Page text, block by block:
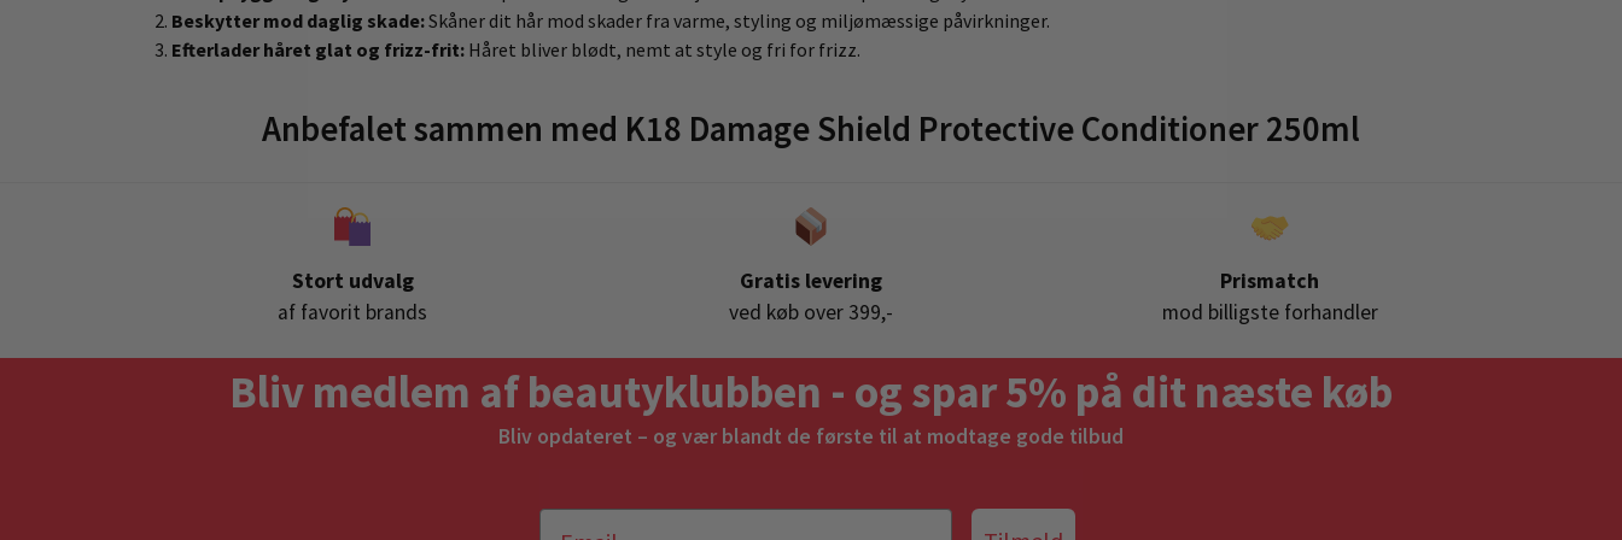
Beskytter mod daglig skade:Skåner dit hår mod skader fra varme, styling og miljømæssige påvirkninger.
Efterlader håret glat og frizz-frit: Håret bliver blødt, nemt at style og fri for frizz.
Anbefalet sammen med K18 Damage Shield Protective Conditioner 250ml
Stort udvalg
af favorit brands
Gratis levering
ved køb over 399,-
Prismatch
mod billigste forhandler
Bliv medlem af beautyklubben - og spar 5% på dit næste køb
Bliv opdateret – og vær blandt de første til at modtage gode tilbud